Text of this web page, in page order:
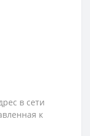
в сети
к